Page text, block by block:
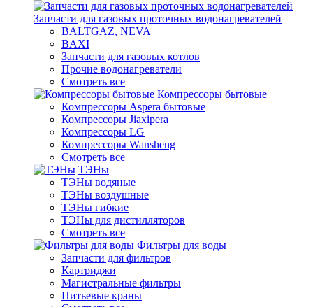
Запчасти для газовых проточных водонагревателей
BALTGAZ, NEVA
BAXI
Запчасти для газовых котлов
Прочие водонагреватели
Смотреть все
Компрессоры бытовые
Компрессоры Aspera бытовые
Компрессоры Jiaxipera
Компрессоры LG
Компрессоры Wansheng
Смотреть все
ТЭНы
ТЭНы водяные
ТЭНы воздушные
ТЭНы гибкие
ТЭНы для дистилляторов
Смотреть все
Фильтры для воды
Запчасти для фильтров
Картриджи
Магистральные фильтры
Питьевые краны